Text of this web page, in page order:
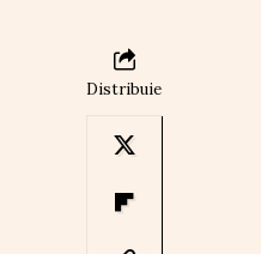
Distribuie